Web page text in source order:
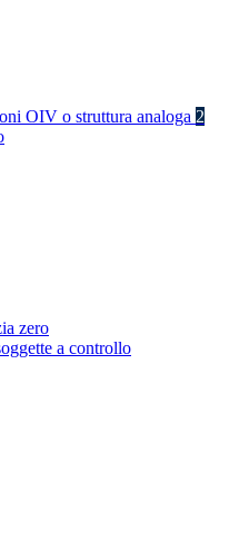
OIV o struttura analoga 2
zero
a controllo